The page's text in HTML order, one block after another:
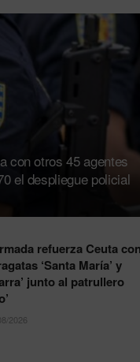
con otros 45 agentes
el despliegue policial
refuerza Ceuta con
‘Santa María’ y
junto al patrullero
2026